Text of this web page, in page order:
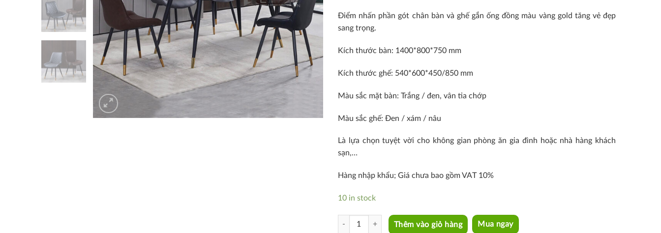
Điểm nhấn phần gót chân bàn và ghế gắn ống đồng màu vàng gold tăng vẻ đẹp
sang trọng.
Kích thước bàn: 1400*800*750 mm
Kích thước ghế: 540*600*450/850 mm
Màu sắc mặt bàn: Trắng / đen, vân tia chớp
Màu sắc ghế: Đen / xám / nâu
Là lựa chọn tuyệt vời cho không gian phòng ăn gia đình hoặc nhà hàng khách
sạn,…
Hàng nhập khẩu; Giá chưa bao gồm VAT 10%
10 in stock
SD SALA-14E / LUX 15C-P quantity
Thêm vào giỏ hàng Mua ngay